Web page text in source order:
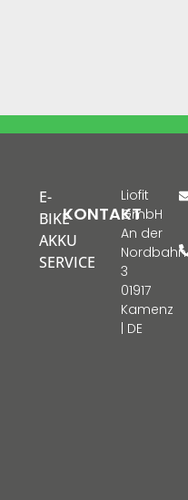
E-
BIKE
AKKU
SERVICE
KONTAKT
Liofit
GmbH
An der
Nordbahn
3
01917
Kamenz
| DE